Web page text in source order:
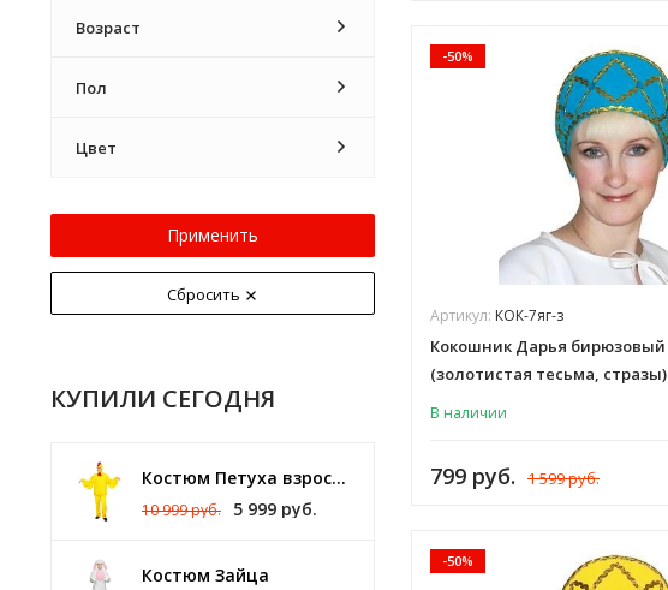
Возраст
Пол
Цвет
Применить
Сбросить
КУПИЛИ СЕГОДНЯ
Костюм Петуха взрослый
10 999 руб. 5 999 руб.
Костюм Зайца
-50%
Артикул: КОК-7яг-з
Кокошник Дарья бирюзовый
(золотистая тесьма, стразы)
В наличии
799 руб. 1 599 руб.
-50%